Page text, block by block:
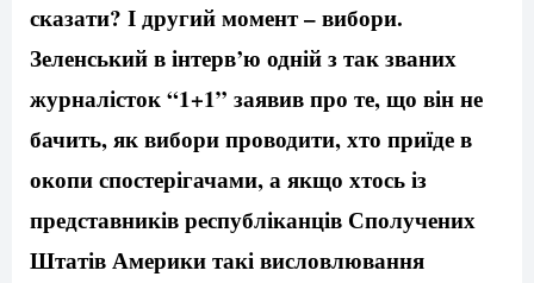
сказати? І другий момент – вибори.
Зеленський в інтерв’ю одній з так званих
журналісток “1+1” заявив про те, що він не
бачить, як вибори проводити, хто приїде в
окопи спостерігачами, а якщо хтось із
представників республіканців Сполучених
Штатів Америки такі висловлювання